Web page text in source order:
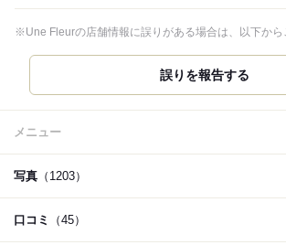
※Une Fleurの店舗情報に誤りがある場合は、以下から
誤りを報告する
メニュー
写真 （1203）
口コミ （45）